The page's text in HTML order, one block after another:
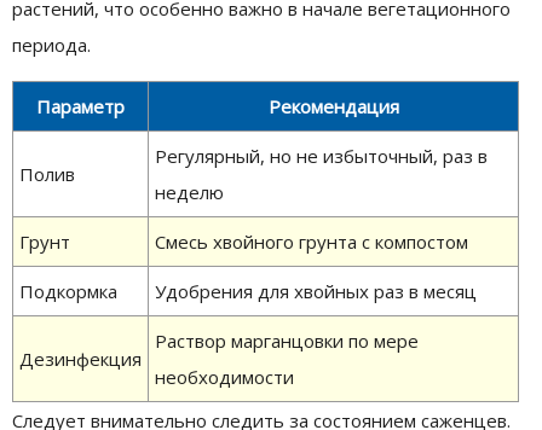
растений, что особенно важно в начале вегетационного
периода.
Параметр Рекомендация
Полив
Регулярный, но не избыточный, раз в
неделю
Грунт Смесь хвойного грунта с компостом
Подкормка Удобрения для хвойных раз в месяц
Дезинфекция
Раствор марганцовки по мере
необходимости
Следует внимательно следить за состоянием саженцев.